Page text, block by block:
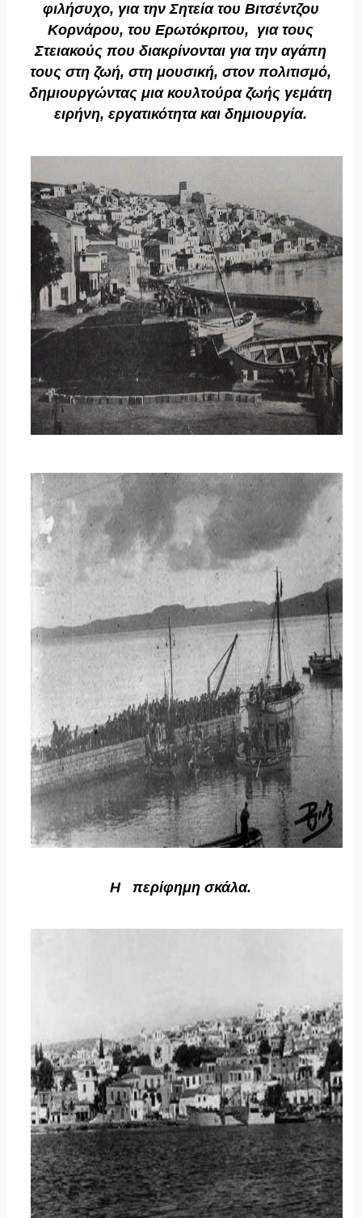
φιλήσυχο, για την Σητεία του Βιτσέντζου
Κορνάρου, του Ερωτόκριτου, για τους
Στειακούς που διακρίνονται για την αγάπη
τους στη ζωή, στη μουσική, στον πολιτισμό,
δημιουργώντας μια κουλτούρα ζωής γεμάτη
ειρήνη, εργατικότητα και δημιουργία.
Η περίφημη σκάλα.